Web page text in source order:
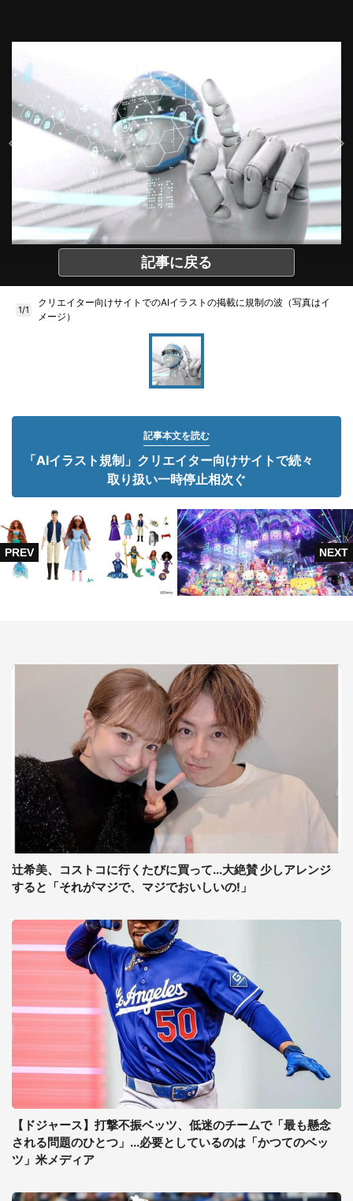
記事に戻る
1/1
クリエイター向けサイトでのAIイラストの掲載に規制の波（写真はイ
メージ）
記事本文を読む
「AIイラスト規制」クリエイター向けサイトで続々
取り扱い一時停止相次ぐ
辻希美、コストコに行くたびに買って...大絶賛 少しアレンジ
すると「それがマジで、マジでおいしいの!」
【ドジャース】打撃不振ベッツ、低迷のチームで「最も懸念
される問題のひとつ」...必要としているのは「かつてのベッ
ツ」米メディア